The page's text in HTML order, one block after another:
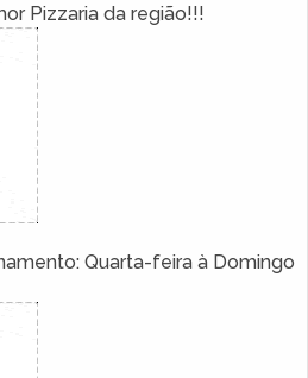
Pizzaria da região!!!
Quarta-feira à Domingo